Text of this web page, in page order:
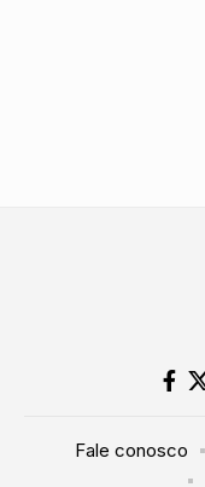
Fale conosco